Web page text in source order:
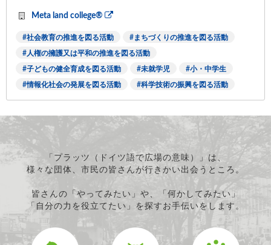
Meta land college®
社会教育の推進を図る活動 まちづくりの推進を図る活動
人権の擁護又は平和の推進を図る活動
子どもの健全育成を図る活動 未就学児 小・中学生
情報化社会の発展を図る活動 科学技術の振興を図る活動
「プラッツ（ドイツ語で広場の意味）」は、
様々な団体、市民の皆さんが行きかい出会うところ。
皆さんの「やってみたい」や、「何かしてみたい」
「自分の力を役立てたい」を探すお手伝いをします。